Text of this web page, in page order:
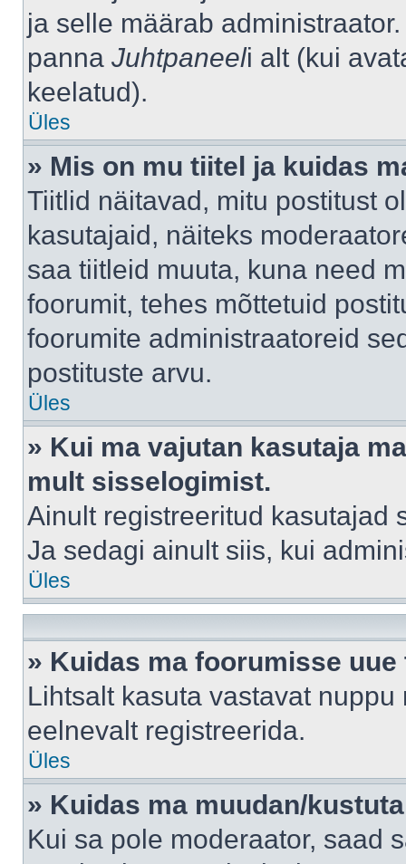
ja selle määrab
panna Juhtpaneeli alt (kui
keelatud).
Üles
» Mis on mu tiitel ja kuidas
Tiitlid näitavad, mitu postitust
kasutajaid, näiteks
saa tiitleid muuta, kuna need
foorumit, tehes mõttetuid
foorumite administraatoreid
postituste arvu.
Üles
» Kui ma vajutan kasutaja
mult sisselogimist.
Ainult registreeritud kasutajad
Ja sedagi ainult siis, kui
Üles
» Kuidas ma foorumisse uue
Lihtsalt kasuta vastavat
eelnevalt registreerida.
Üles
» Kuidas ma muudan/
Kui sa pole moderaator, saad